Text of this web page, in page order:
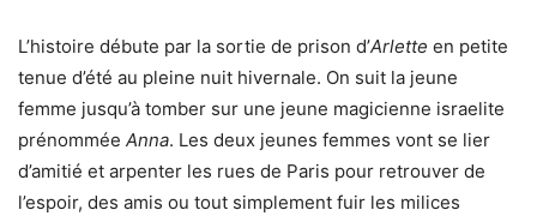
L’histoire débute par la sortie de prison d’Arlette en petite
tenue d’été au pleine nuit hivernale. On suit la jeune
femme jusqu’à tomber sur une jeune magicienne israelite
prénommée Anna. Les deux jeunes femmes vont se lier
d’amitié et arpenter les rues de Paris pour retrouver de
l’espoir, des amis ou tout simplement fuir les milices